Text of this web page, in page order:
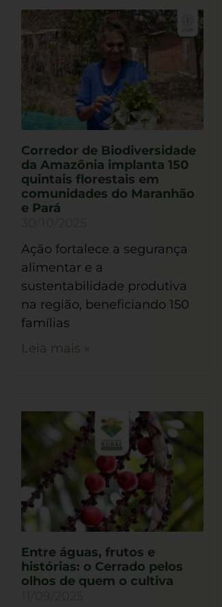
Corredor de Biodiversidade
da Amazônia implanta 150
quintais florestais em
comunidades do Maranhão
e Pará
Ação fortalece a segurança
alimentar e a
sustentabilidade produtiva
na região, beneficiando 150
famílias
Leia mais »
Entre águas, frutos e
histórias: o Cerrado pelos
olhos de quem o cultiva